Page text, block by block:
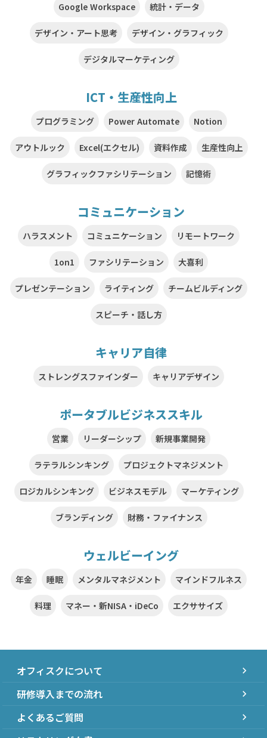
Google Workspace 統計・データ
デザイン・アート思考 デザイン・グラフィック
デジタルマーケティング
ICT・生産性向上
プログラミング Power Automate Notion
アウトルック Excel(エクセル) 資料作成 生産性向上
グラフィックファシリテーション 記憶術
コミュニケーション
ハラスメント コミュニケーション リモートワーク
1on1 ファシリテーション 大喜利
プレゼンテーション ライティング チームビルディング
スピーチ・話し方
キャリア自律
ストレングスファインダー キャリアデザイン
ポータブルビジネススキル
営業 リーダーシップ 新規事業開発
ラテラルシンキング プロジェクトマネジメント
ロジカルシンキング ビジネスモデル マーケティング
ブランディング 財務・ファイナンス
ウェルビーイング
年金 睡眠 メンタルマネジメント マインドフルネス
料理 マネー・新NISA・iDeCo エクササイズ
オフィスクについて chevron_right
研修導入までの流れ chevron_right
よくあるご質問 chevron_right